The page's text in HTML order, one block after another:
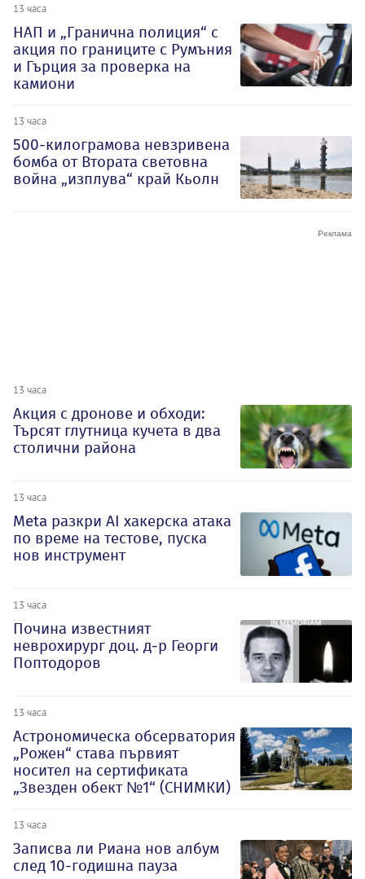
13 часа
НАП и „Гранична полиция“ с
акция по границите с Румъния
и Гърция за проверка на
камиони
13 часа
500-килограмова невзривена
бомба от Втората световна
война „изплува“ край Кьолн
13 часа
Акция с дронове и обходи:
Търсят глутница кучета в два
столични района
13 часа
Meta разкри AI хакерска атака
по време на тестове, пуска
нов инструмент
13 часа
Почина известният
неврохирург доц. д-р Георги
Поптодоров
13 часа
Астрономическа обсерватория
„Рожен“ става първият
носител на сертификата
„Звезден обект №1“ (СНИМКИ)
13 часа
Записва ли Риана нов албум
след 10-годишна пауза